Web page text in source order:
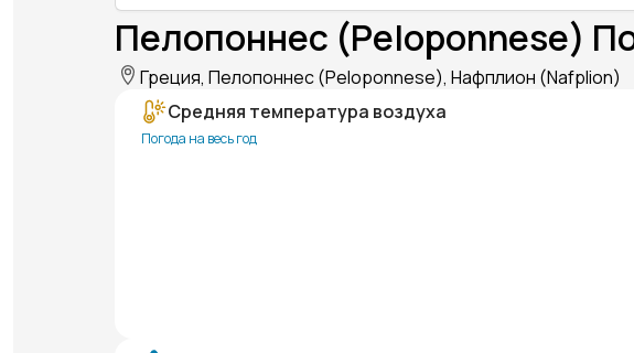
Пелопоннес (Peloponnese)
Греция, Пелопоннес (Peloponnese), Нафплион (Nafplion)
Средняя температура воздуха
Погода на весь год